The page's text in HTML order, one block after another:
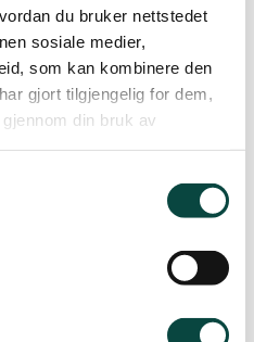
du bruker nettstedet
sosiale medier,
som kan kombinere den
gjort tilgjengelig for dem,
din bruk av
(som er i Molde 7.3.) –
sitt medlem i
viss lokallaget vil møte)
(som er i
av valkomite og
leiar av fylkesstyret,
år har røysterett.